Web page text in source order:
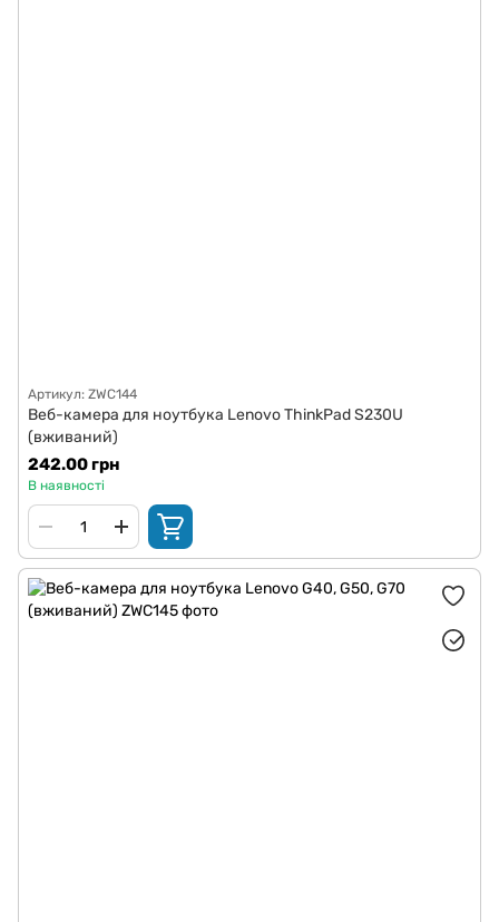
Артикул: ZWC144
Веб-камера для ноутбука Lenovo ThinkPad S230U
(вживаний)
242.00 грн
В наявності